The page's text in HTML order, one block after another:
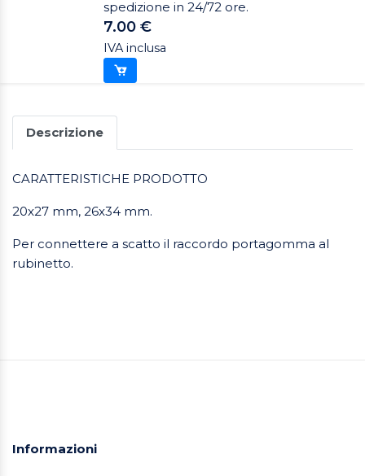
spedizione in 24/72 ore.
7.00 €
IVA inclusa
Descrizione
CARATTERISTICHE PRODOTTO
20x27 mm, 26x34 mm.
Per connettere a scatto il raccordo portagomma al
rubinetto.
Informazioni